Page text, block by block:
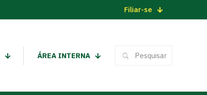
Filiar-se
ÁREA INTERNA